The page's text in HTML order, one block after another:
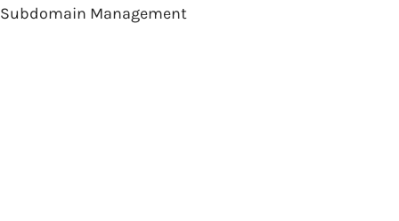
Subdomain Management